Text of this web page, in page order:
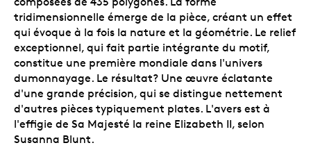
tridimensionnelle émerge de la pièce, créant un effet
qui évoque à la fois la nature et la géométrie. Le relief
exceptionnel, qui fait partie intégrante du motif,
constitue une première mondiale dans l'univers
dumonnayage. Le résultat? Une œuvre éclatante
d'une grande précision, qui se distingue nettement
d'autres pièces typiquement plates. L'avers est à
l'effigie de Sa Majesté la reine Elizabeth II, selon
Susanna Blunt.